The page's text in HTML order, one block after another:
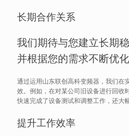
长期合作关系
我们期待与您建立长期
并根据您的需求不断优化
通过运用山东联创高科变频器，我们在
效。例如，在对某公司旧设备进行回收
快速完成了设备测试和调整工作，还大
提升工作效率